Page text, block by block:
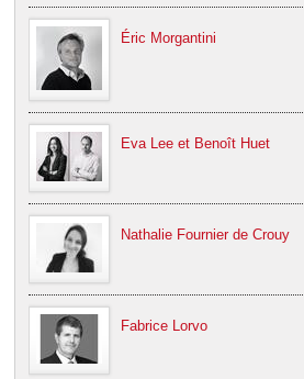
Éric Morgantini
Eva Lee et Benoît Huet
Nathalie Fournier de Crouy
Fabrice Lorvo